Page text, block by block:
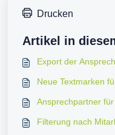
Drucken
Artikel in
Export der
Neue Textmarken
Ansprechpartner
Filterung nach